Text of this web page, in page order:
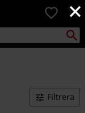
×
0
Sök
Filtrera